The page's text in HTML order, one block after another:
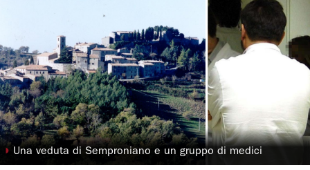
◗ Una veduta di Semproniano e un gruppo di medici